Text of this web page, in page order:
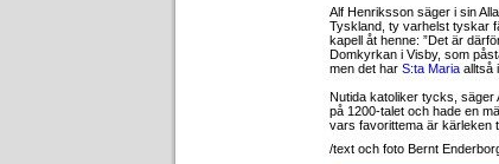
Alf Henriksson säger i sin
Tyskland, ty varhelst tyskar
kapell åt henne: ”Det är
Domkyrkan i Visby, som
men det har S:ta Maria alltså
Nutida katoliker tycks, säger
på 1200-talet och hade en
vars favorittema är kärleken
/text och foto Bernt